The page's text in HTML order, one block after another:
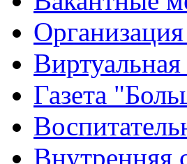
Газета
Внутренняя